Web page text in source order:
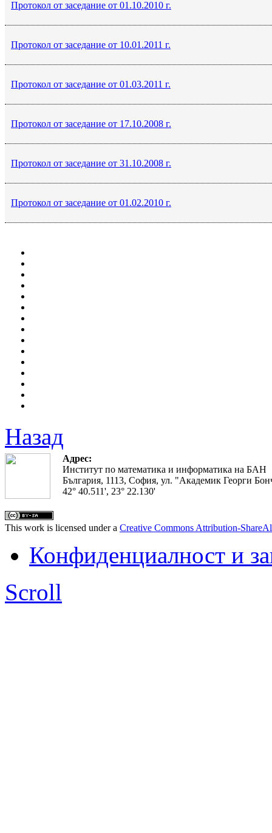
Протокол от заседание от 01.10.2010 г.
Протокол от заседание от 10.01.2011 г.
Протокол от заседание от 01.03.2011 г.
Протокол от заседание от 17.10.2008 г.
Протокол от заседание от 31.10.2008 г.
Протокол от заседание от 01.02.2010 г.
Назад
Адрес:
Институт по математика и информатика на БАН
България, 1113, София, ул. "Академик Георги
42° 40.511', 23° 22.130'
This work is licensed under a Creative Commons Attribution-
Конфиденциалност и
Scroll